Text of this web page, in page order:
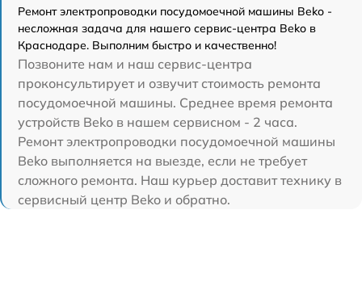
Ремонт электропроводки посудомоечной машины Beko -
несложная задача для нашего сервис-центра Beko в
Краснодаре. Выполним быстро и качественно!
Позвоните нам и наш сервис-центра
проконсультирует и озвучит стоимость ремонта
посудомоечной машины. Среднее время ремонта
устройств Beko в нашем сервисном - 2 часа.
Ремонт электропроводки посудомоечной машины
Beko выполняется на выезде, если не требует
сложного ремонта. Наш курьер доставит технику в
сервисный центр Beko и обратно.